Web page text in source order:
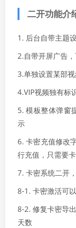
二开功能介
1. 后台自带主题
2.自带开屏广告
3.单独设置某部
4.VIP视频独有标
5. 模板整体弹窗
示
6. 卡密充值修改
行充值，只需要
7. 卡密系统二开
8-1. 卡密激活可
8-2. 修复卡密导
天数